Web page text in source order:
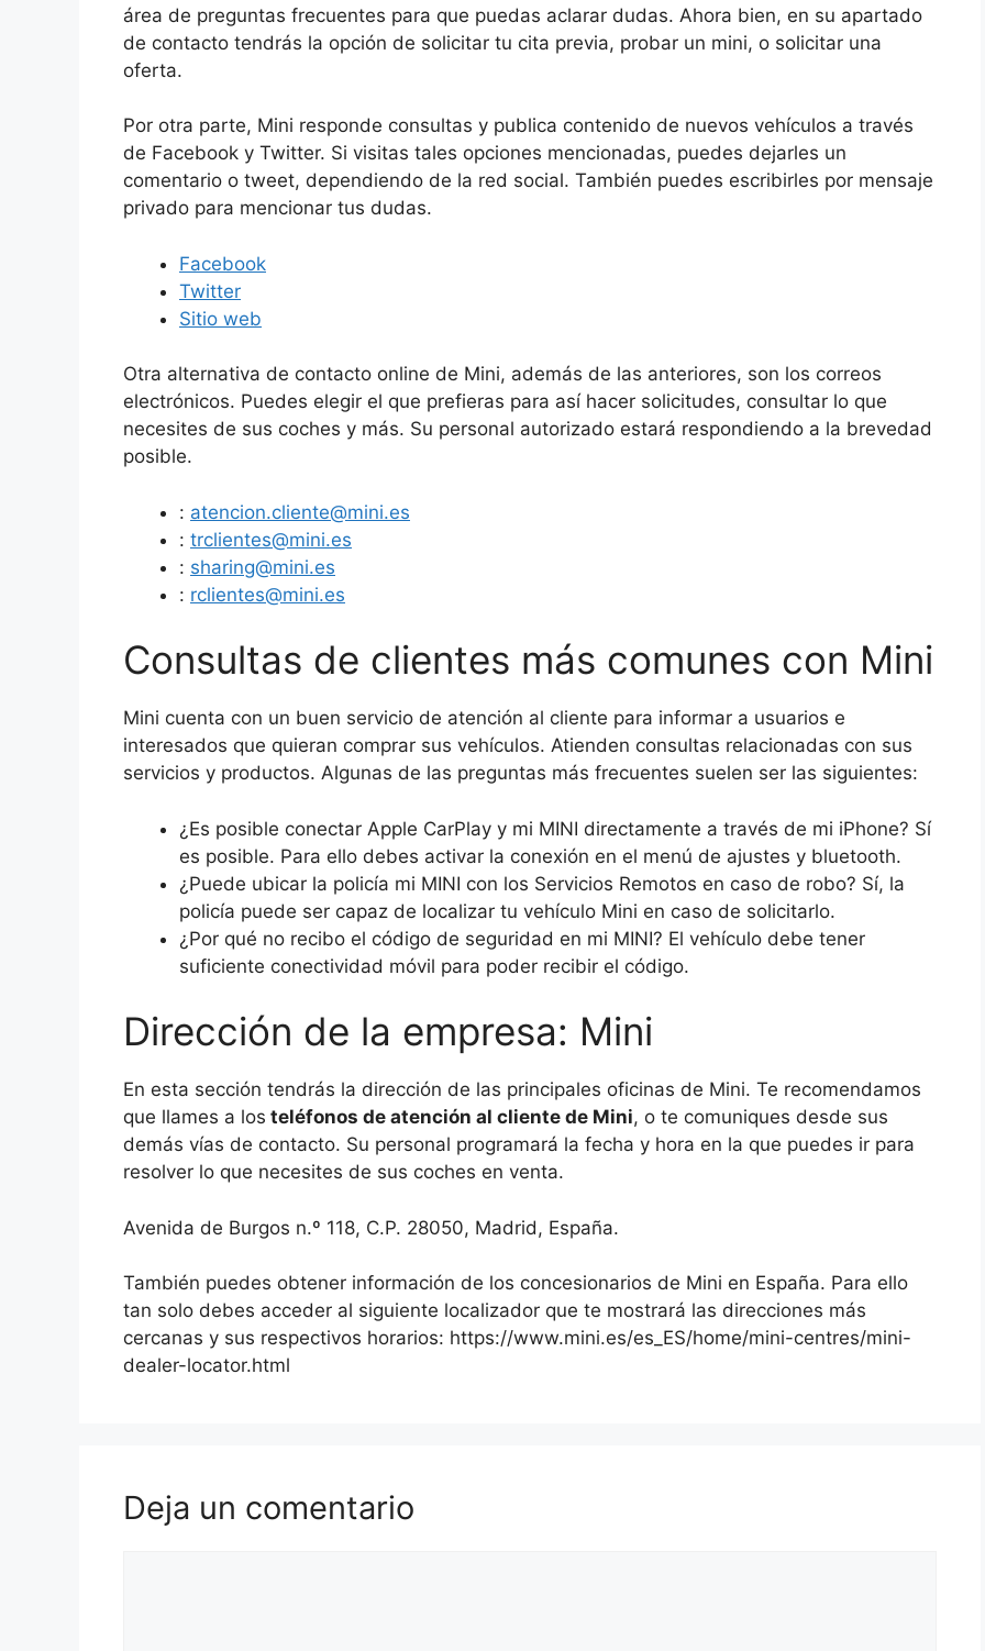
área de preguntas frecuentes para que puedas aclarar dudas. Ahora bien, en su apartado
de contacto tendrás la opción de solicitar tu cita previa, probar un mini, o solicitar una
oferta.
Por otra parte, Mini responde consultas y publica contenido de nuevos vehículos a través
de Facebook y Twitter. Si visitas tales opciones mencionadas, puedes dejarles un
comentario o tweet, dependiendo de la red social. También puedes escribirles por mensaje
privado para mencionar tus dudas.
Facebook
Twitter
Sitio web
Otra alternativa de contacto online de Mini, además de las anteriores, son los correos
electrónicos. Puedes elegir el que prefieras para así hacer solicitudes, consultar lo que
necesites de sus coches y más. Su personal autorizado estará respondiendo a la brevedad
posible.
: atencion.cliente@mini.es
: trclientes@mini.es
: sharing@mini.es
: rclientes@mini.es
Consultas de clientes más comunes con Mini
Mini cuenta con un buen servicio de atención al cliente para informar a usuarios e
interesados que quieran comprar sus vehículos. Atienden consultas relacionadas con sus
servicios y productos. Algunas de las preguntas más frecuentes suelen ser las siguientes:
¿Es posible conectar Apple CarPlay y mi MINI directamente a través de mi iPhone? Sí
es posible. Para ello debes activar la conexión en el menú de ajustes y bluetooth.
¿Puede ubicar la policía mi MINI con los Servicios Remotos en caso de robo? Sí, la
policía puede ser capaz de localizar tu vehículo Mini en caso de solicitarlo.
¿Por qué no recibo el código de seguridad en mi MINI? El vehículo debe tener
suficiente conectividad móvil para poder recibir el código.
Dirección de la empresa: Mini
En esta sección tendrás la dirección de las principales oficinas de Mini. Te recomendamos
que llames a los teléfonos de atención al cliente de Mini, o te comuniques desde sus
demás vías de contacto. Su personal programará la fecha y hora en la que puedes ir para
resolver lo que necesites de sus coches en venta.
Avenida de Burgos n.º 118, C.P. 28050, Madrid, España.
También puedes obtener información de los concesionarios de Mini en España. Para ello
tan solo debes acceder al siguiente localizador que te mostrará las direcciones más
cercanas y sus respectivos horarios: https://www.mini.es/es_ES/home/mini-centres/mini-
dealer-locator.html
Deja un comentario